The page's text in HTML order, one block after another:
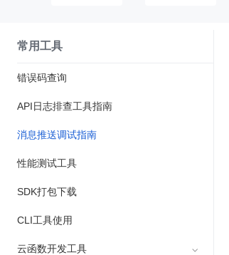
常用工具
错误码查询
API日志排查工具指南
消息推送调试指南
性能测试工具
SDK打包下载
CLI工具使用
云函数开发工具